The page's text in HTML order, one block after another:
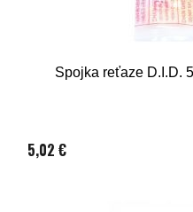
Spojka reťaze D.I.D.
5,02 €